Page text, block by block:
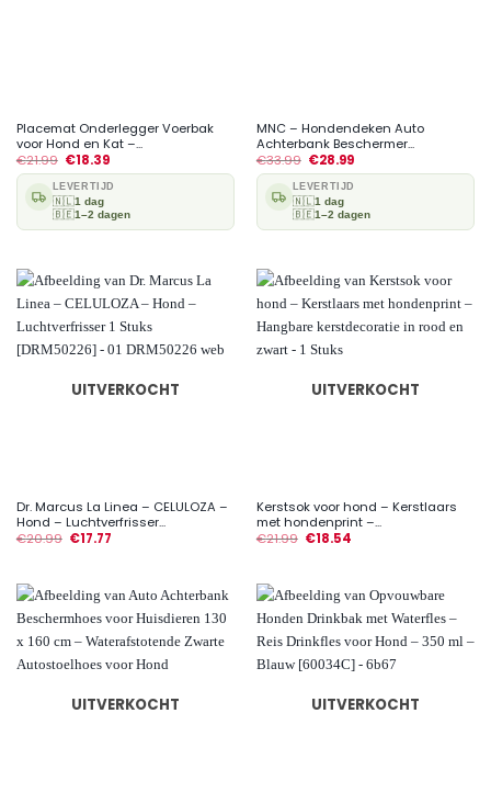
Placemat Onderlegger Voerbak
voor Hond en Kat –...
€21.99 €18.39
LEVERTIJD
🇳🇱1 dag
🇧🇪1–2 dagen
MNC – Hondendeken Auto
Achterbank Beschermer...
€33.99 €28.99
LEVERTIJD
🇳🇱1 dag
🇧🇪1–2 dagen
UITVERKOCHT
Dr. Marcus La Linea – CELULOZA –
Hond – Luchtverfrisser...
€20.99 €17.77
UITVERKOCHT
Kerstsok voor hond – Kerstlaars
met hondenprint –...
€21.99 €18.54
UITVERKOCHT UITVERKOCHT